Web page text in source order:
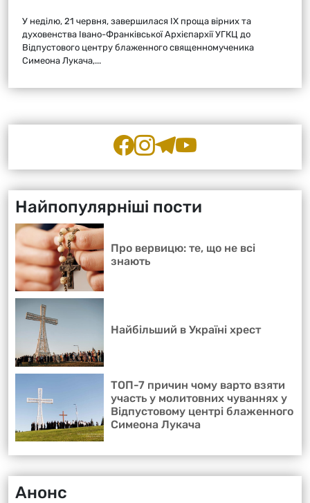
У неділю, 21 червня, завершилася ІХ проща вірних та
духовенства Івано-Франківської Архієпархії УГКЦ до
Відпустового центру блаженного священномученика
Симеона Лукача,...
Найпопулярніші пости
Про вервицю: те, що не всі
знають
Найбільший в Україні хрест
ТОП-7 причин чому варто взяти
участь у молитовних чуваннях у
Відпустовому центрі блаженного
Симеона Лукача
Анонс